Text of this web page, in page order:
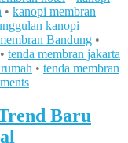
• kanopi membran
kanopi
Bandung •
• tenda membran jakarta
• tenda membran
Baru